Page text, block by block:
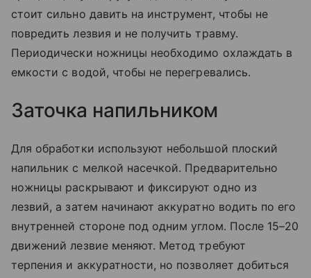
стоит сильно давить на инструмент, чтобы не
повредить лезвия и не получить травму.
Периодически ножницы необходимо охлаждать в
емкости с водой, чтобы не перегревались.
Заточка напильником
Для обработки используют небольшой плоский
напильник с мелкой насечкой. Предварительно
ножницы раскрывают и фиксируют одно из
лезвий, а затем начинают аккуратно водить по его
внутренней стороне под одним углом. После 15–20
движений лезвие меняют. Метод требуют
терпения и аккуратности, но позволяет добиться